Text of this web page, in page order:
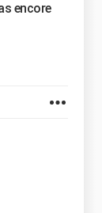
encore